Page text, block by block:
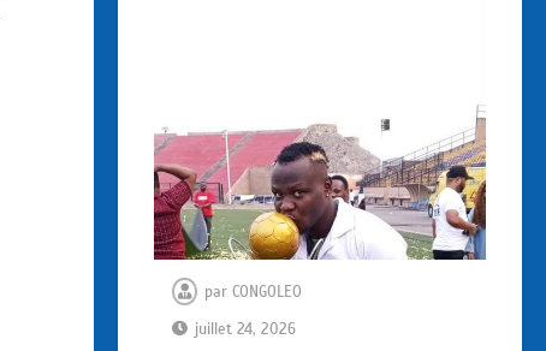
par CONGOLEO
juillet 24, 2026